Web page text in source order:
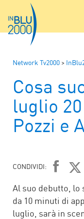
Network Tv2000 >
Cosa
luglio
Pozzi e
CONDIVIDI:
Al suo debutto, lo
da 10 minuti di
luglio, sarà in